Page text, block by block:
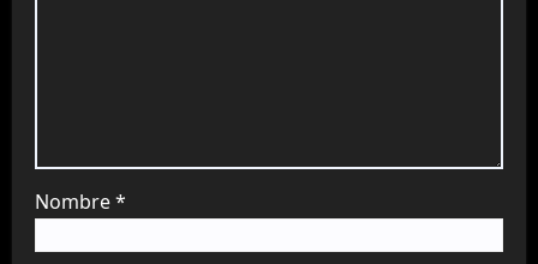
Nombre*